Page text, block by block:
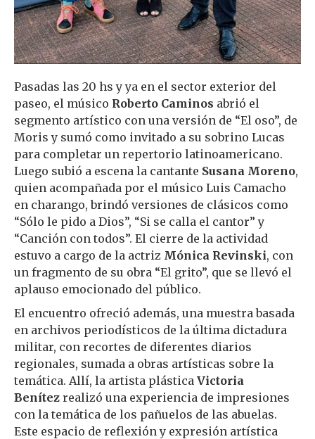
Pasadas las 20 hs y ya en el sector exterior del
paseo, el músico Roberto Caminos abrió el
segmento artístico con una versión de “El oso”, de
Moris y sumó como invitado a su sobrino Lucas
para completar un repertorio latinoamericano.
Luego subió a escena la cantante Susana Moreno,
quien acompañada por el músico Luis Camacho
en charango, brindó versiones de clásicos como
“Sólo le pido a Dios”, “Si se calla el cantor” y
“Canción con todos”. El cierre de la actividad
estuvo a cargo de la actriz Mónica Revinski, con
un fragmento de su obra “El grito”, que se llevó el
aplauso emocionado del público.
El encuentro ofreció además, una muestra basada
en archivos periodísticos de la última dictadura
militar, con recortes de diferentes diarios
regionales, sumada a obras artísticas sobre la
temática. Allí, la artista plástica Victoria
Benítez realizó una experiencia de impresiones
con la temática de los pañuelos de las abuelas.
Este espacio de reflexión y expresión artística